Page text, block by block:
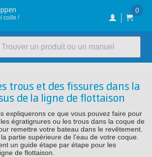
colle !
0
Trouver un produit ou un manuel
trous et des fissures dans la
de la ligne de flottaison
expliquerons ce que vous pouvez faire pour
égratignures ou les trous dans la coque de
remettre votre bateau dans le revêtement.
partie supérieure de l’eau de votre coque.
un guide étape par étape pour les
de flottaison.